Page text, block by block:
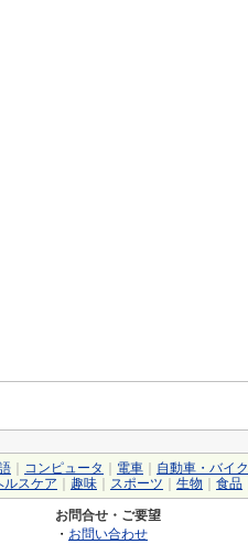
コンピュータ 電車 自動車・バイク
ルスケア 趣味 スポーツ 生物 食品
お問合せ・ご要望
・ お問い合わせ